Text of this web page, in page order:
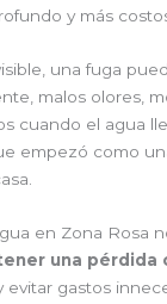
y más
una fuga
malos olores,
cuando el agua
empezó como
en Zona Rosa
una pérdida
gastos